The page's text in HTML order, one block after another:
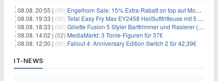
08.08. 20:55 | (00) Engelhorn Sale: 15% Extra-Rabatt on top auf Mode- und Sport-Artikel
08.08. 19:33 | (00) Tefal Easy Fry Max EY2458 Heißluftfritteuse mit 5 Litern für 64,99€
08.08. 18:33 | (00) Gillette Fusion 5 Styler Barttrimmer und Rasierer (All in One) für 16€
08.08. 14:02 | (02) MediaMarkt: 3 Tonie-Figuren für 37€
08.08. 12:30 | (00) Fallout 4: Anniversary Edition Switch 2 für 42,39€
IT-NEWS